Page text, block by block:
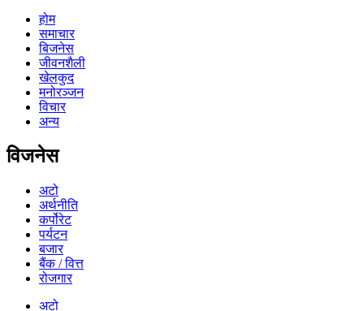
होम
समाचार
बिजनेस
जीवनशैली
खेलकुद
मनोरञ्जन
विचार
अन्य
विजनेस
अटो
अर्थनीति
कर्पोरेट
पर्यटन
बजार
बैंक / वित्त
रोजगार
अटो